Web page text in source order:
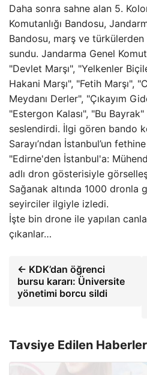
Daha sonra sahne alan 5.
Komutanlığı Bandosu,
Bandosu, marş ve türkülerden
sundu. Jandarma Genel
"Devlet Marşı", "Yelkenler
Hakani Marşı", "Fetih Marşı",
Meydanı Derler", "Çıkayım
"Estergon Kalası", "Bu Bayrak"
seslendirdi. İlgi gören bando
Sarayı’ndan İstanbul’un
"Edirne'den İstanbul'a:
adlı dron gösterisiyle
Sağanak altında 1000 dronla
seyirciler ilgiyle izledi.
İşte bin drone ile yapılan
çıkanlar…
← KDK’dan öğrenci
bursu kararı: Üniversite
yönetimi borcu sildi
Tavsiye Edilen Haberler